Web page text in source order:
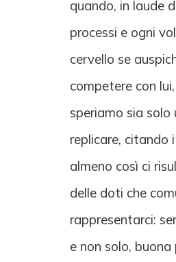
quando, in laude
processi e ogni
cervello se
competere con
speriamo sia
replicare, citando
almeno così ci
delle doti che
rappresentarci:
e non solo,